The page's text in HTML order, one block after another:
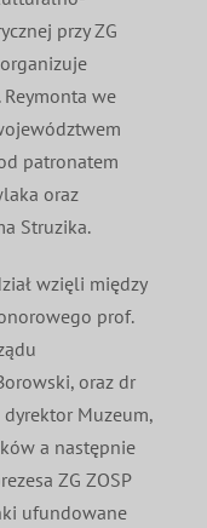
przy ZG
organizuje
Reymonta we
patronatem
oraz
Struzika.
wzięli między
prof.
oraz dr
Muzeum,
a następnie
ZG ZOSP
ufundowane